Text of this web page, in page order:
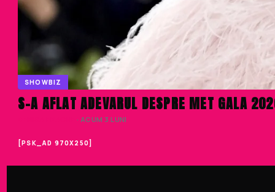
SHOWBIZ
S-A AFLAT ADEVARUL DESPRE MET GALA
· ACUM 3 LUNI
[PSK_AD 970X250]